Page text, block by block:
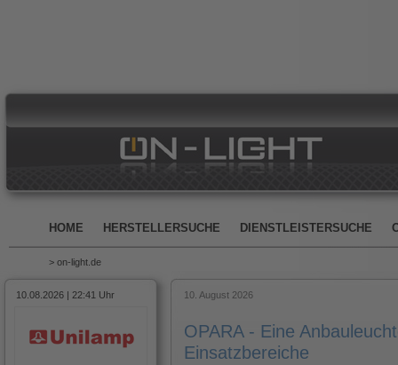
HOME HERSTELLERSUCHE DIENSTLEISTERSUCHE
> on-light.de
10.08.2026 | 22:41 Uhr 10. August 2026
OPARA - Eine
Einsatzbereiche